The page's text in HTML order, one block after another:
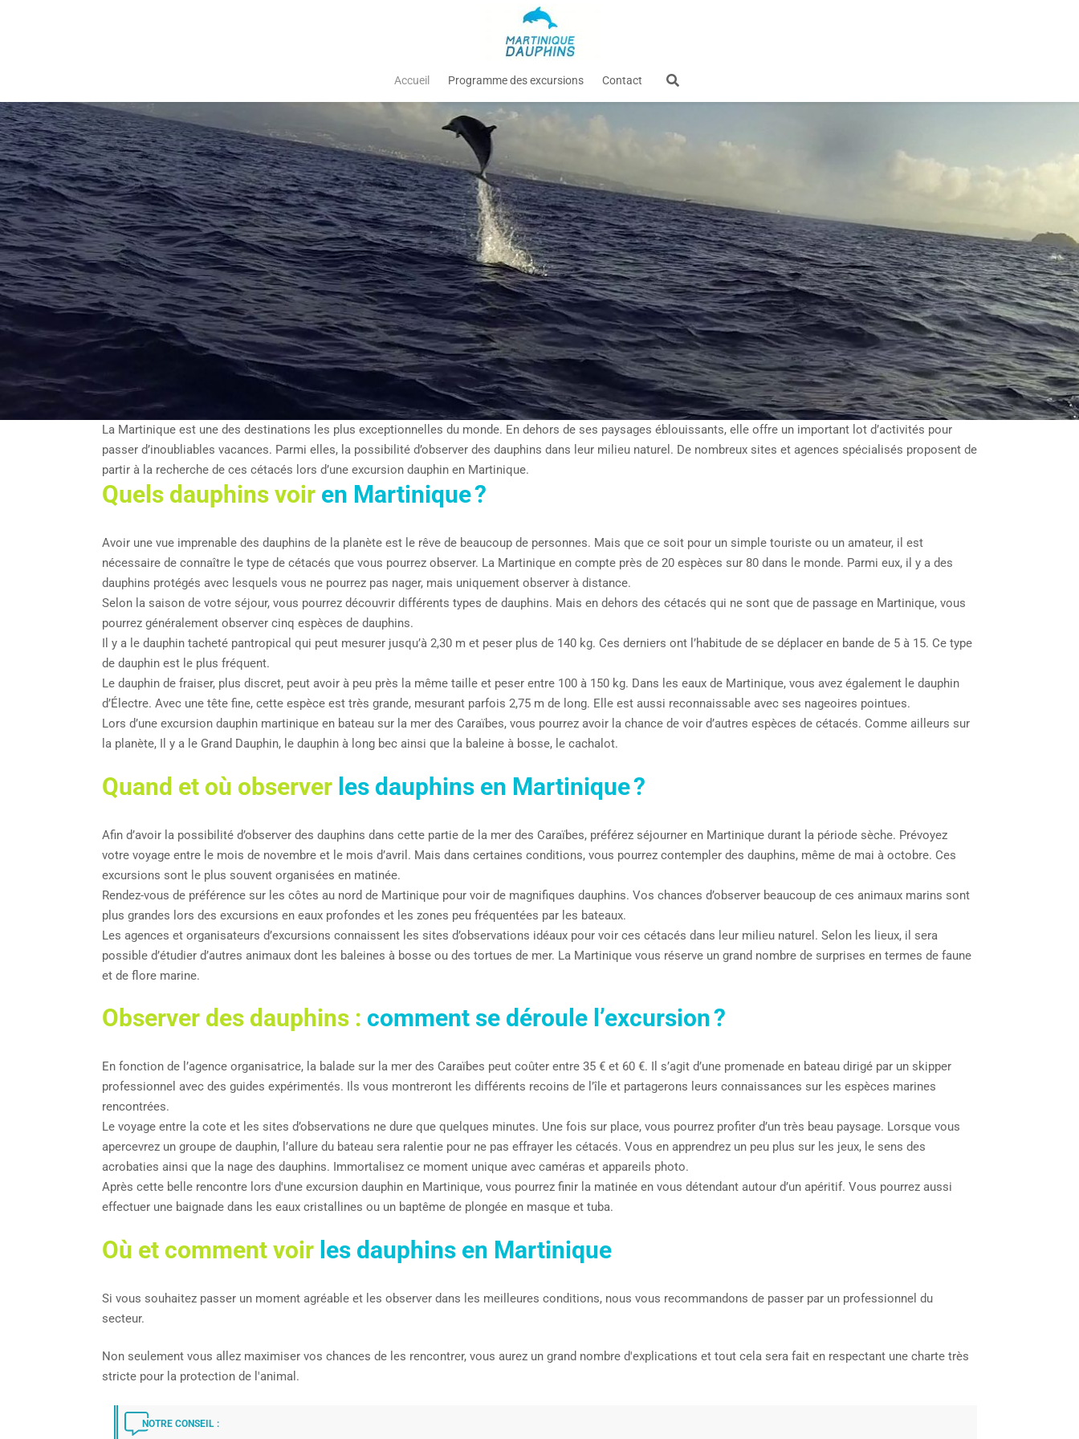
Accueil Programme des excursions Contact
La Martinique est une des destinations les plus exceptionnelles du monde. En dehors de ses paysages éblouissants, elle offre un important lot d’activités pour
passer d’inoubliables vacances. Parmi elles, la possibilité d’observer des dauphins dans leur milieu naturel. De nombreux sites et agences spécialisés proposent de
partir à la recherche de ces cétacés lors d’une excursion dauphin en Martinique.
Quels dauphins voir en Martinique ?
Avoir une vue imprenable des dauphins de la planète est le rêve de beaucoup de personnes. Mais que ce soit pour un simple touriste ou un amateur, il est
nécessaire de connaître le type de cétacés que vous pourrez observer. La Martinique en compte près de 20 espèces sur 80 dans le monde. Parmi eux, il y a des
dauphins protégés avec lesquels vous ne pourrez pas nager, mais uniquement observer à distance.
Selon la saison de votre séjour, vous pourrez découvrir différents types de dauphins. Mais en dehors des cétacés qui ne sont que de passage en Martinique, vous
pourrez généralement observer cinq espèces de dauphins.
Il y a le dauphin tacheté pantropical qui peut mesurer jusqu’à 2,30 m et peser plus de 140 kg. Ces derniers ont l’habitude de se déplacer en bande de 5 à 15. Ce type
de dauphin est le plus fréquent.
Le dauphin de fraiser, plus discret, peut avoir à peu près la même taille et peser entre 100 à 150 kg. Dans les eaux de Martinique, vous avez également le dauphin
d’Électre. Avec une tête fine, cette espèce est très grande, mesurant parfois 2,75 m de long. Elle est aussi reconnaissable avec ses nageoires pointues.
Lors d’une excursion dauphin martinique en bateau sur la mer des Caraïbes, vous pourrez avoir la chance de voir d’autres espèces de cétacés. Comme ailleurs sur
la planète, Il y a le Grand Dauphin, le dauphin à long bec ainsi que la baleine à bosse, le cachalot.
Quand et où observer les dauphins en Martinique ?
Afin d’avoir la possibilité d’observer des dauphins dans cette partie de la mer des Caraïbes, préférez séjourner en Martinique durant la période sèche. Prévoyez
votre voyage entre le mois de novembre et le mois d’avril. Mais dans certaines conditions, vous pourrez contempler des dauphins, même de mai à octobre. Ces
excursions sont le plus souvent organisées en matinée.
Rendez-vous de préférence sur les côtes au nord de Martinique pour voir de magnifiques dauphins. Vos chances d’observer beaucoup de ces animaux marins sont
plus grandes lors des excursions en eaux profondes et les zones peu fréquentées par les bateaux.
Les agences et organisateurs d’excursions connaissent les sites d’observations idéaux pour voir ces cétacés dans leur milieu naturel. Selon les lieux, il sera
possible d’étudier d’autres animaux dont les baleines à bosse ou des tortues de mer. La Martinique vous réserve un grand nombre de surprises en termes de faune
et de flore marine.
Observer des dauphins : comment se déroule l’excursion ?
En fonction de l’agence organisatrice, la balade sur la mer des Caraïbes peut coûter entre 35 € et 60 €. Il s’agit d’une promenade en bateau dirigé par un skipper
professionnel avec des guides expérimentés. Ils vous montreront les différents recoins de l’île et partagerons leurs connaissances sur les espèces marines
rencontrées.
Le voyage entre la cote et les sites d’observations ne dure que quelques minutes. Une fois sur place, vous pourrez profiter d’un très beau paysage. Lorsque vous
apercevrez un groupe de dauphin, l’allure du bateau sera ralentie pour ne pas effrayer les cétacés. Vous en apprendrez un peu plus sur les jeux, le sens des
acrobaties ainsi que la nage des dauphins. Immortalisez ce moment unique avec caméras et appareils photo.
Après cette belle rencontre lors d'une excursion dauphin en Martinique, vous pourrez finir la matinée en vous détendant autour d’un apéritif. Vous pourrez aussi
effectuer une baignade dans les eaux cristallines ou un baptême de plongée en masque et tuba.
Où et comment voir les dauphins en Martinique
Si vous souhaitez passer un moment agréable et les observer dans les meilleures conditions, nous vous recommandons de passer par un professionnel du
secteur.
Non seulement vous allez maximiser vos chances de les rencontrer, vous aurez un grand nombre d'explications et tout cela sera fait en respectant une charte très
stricte pour la protection de l'animal.
NOTRE CONSEIL :